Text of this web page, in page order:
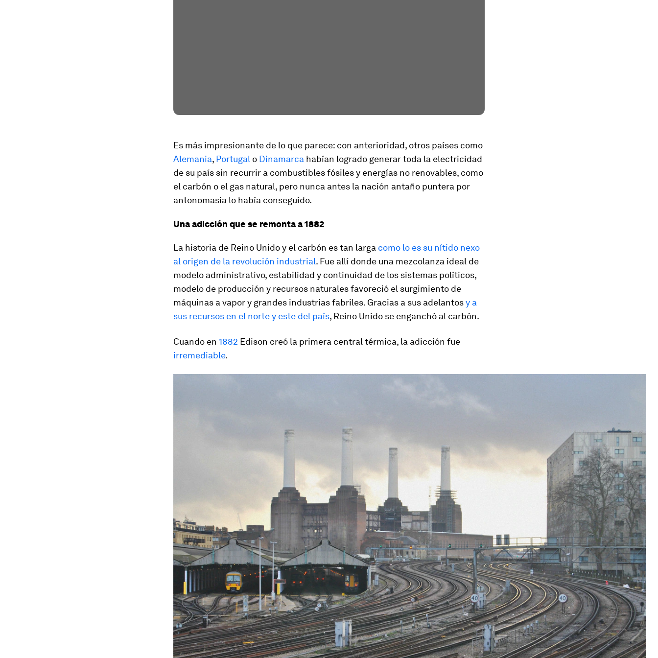
Es más impresionante de lo que parece: con anterioridad, otros países como
Alemania, Portugal o Dinamarca habían logrado generar toda la electricidad
de su país sin recurrir a combustibles fósiles y energías no renovables, como
el carbón o el gas natural, pero nunca antes la nación antaño puntera por
antonomasia lo había conseguido.
Una adicción que se remonta a 1882
La historia de Reino Unido y el carbón es tan larga como lo es su nítido nexo
al origen de la revolución industrial. Fue allí donde una mezcolanza ideal de
modelo administrativo, estabilidad y continuidad de los sistemas políticos,
modelo de producción y recursos naturales favoreció el surgimiento de
máquinas a vapor y grandes industrias fabriles. Gracias a sus adelantosy a
sus recursos en el norte y este del país, Reino Unido se enganchó al carbón.
Cuando en 1882 Edison creó la primera central térmica, la adicción fue
irremediable.